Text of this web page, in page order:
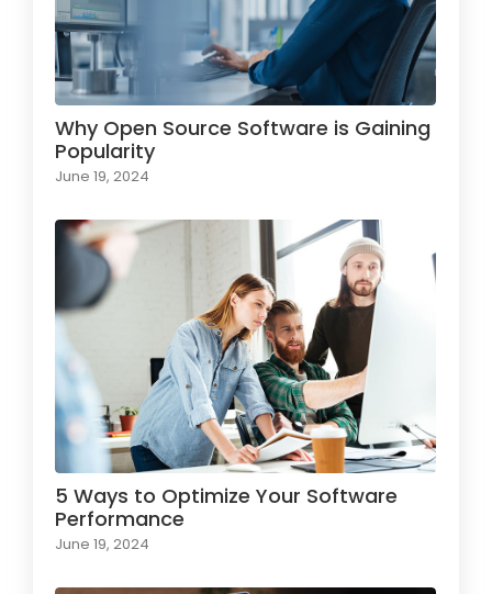
Why Open Source Software is Gaining
Popularity
June 19, 2024
5 Ways to Optimize Your Software
Performance
June 19, 2024